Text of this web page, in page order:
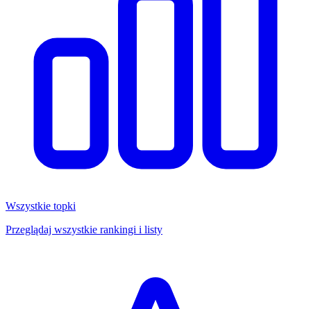
Wszystkie topki
Przeglądaj wszystkie rankingi i listy